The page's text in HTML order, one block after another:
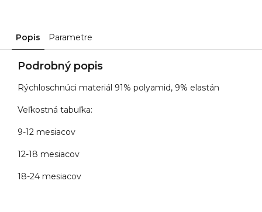
Popis Parametre
Podrobný popis
Rýchloschnúci materiál 91% polyamid, 9% elastán
Veľkostná tabuľka:
9-12 mesiacov
12-18 mesiacov
18-24 mesiacov